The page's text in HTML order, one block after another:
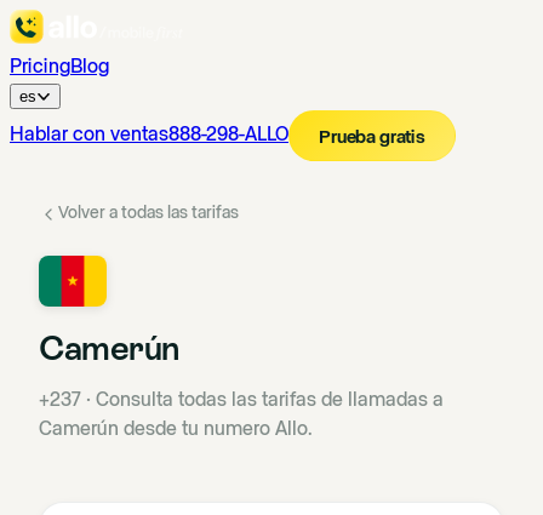
PricingBlog
es
Hablar con ventas888-298-ALLO Prueba gratis
Volver a todas las tarifas
Camerún
+237 · Consulta todas las tarifas de llamadas a
Camerún desde tu numero Allo.